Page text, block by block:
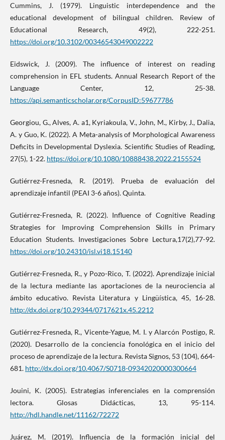
Cummins, J. (1979). Linguistic interdependence and the
educational development of bilingual children. Review of
Educational Research, 49(2), 222-251.
https://doi.org/10.3102/00346543049002222
Eidswick, J. (2009). The influence of interest on reading
comprehension in EFL students. Annual Research Report of the
Language Center, 12, 25-38.
https://api.semanticscholar.org/CorpusID:59677786
Georgiou, G., Alves, A. a1, Kyriakoula, V., John, M., Kirby, J., Dalia,
A. y Guo, K. (2022). A Meta-analysis of Morphological Awareness
Deficits in Developmental Dyslexia. Scientific Studies of Reading,
27(5), 1-22. https://doi.org/10.1080/10888438.2022.2155524
Gutiérrez-Fresneda, R. (2019). Prueba de evaluación del
aprendizaje infantil (PEAI 3-6 años). Quinta.
Gutiérrez-Fresneda, R. (2022). Influence of Cognitive Reading
Strategies for Improving Comprehension Skills in Primary
Education Students. Investigaciones Sobre Lectura,17(2),77-92.
https://doi.org/10.24310/isl.vi18.15140
Gutiérrez-Fresneda, R., y Pozo-Rico, T. (2022). Aprendizaje inicial
de la lectura mediante las aportaciones de la neurociencia al
ámbito educativo. Revista Literatura y Lingüística, 45, 16-28.
http://dx.doi.org/10.29344/0717621x.45.2212
Gutiérrez-Fresneda, R., Vicente-Yague, M. I. y Alarcón Postigo, R.
(2020). Desarrollo de la conciencia fonológica en el inicio del
proceso de aprendizaje de la lectura. Revista Signos, 53 (104), 664-
681. http://dx.doi.org/10.4067/S0718-09342020000300664
Jouini, K. (2005). Estrategias inferenciales en la comprensión
lectora. Glosas Didácticas, 13, 95-114.
http://hdl.handle.net/11162/72272
Juárez, M. (2019). Influencia de la formación inicial del